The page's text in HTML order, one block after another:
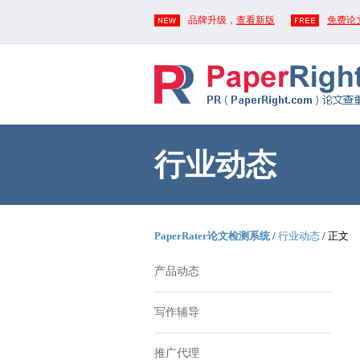
品牌升级， 查看新版 免费论
行业动态
PaperRater论文检测系统/ 行业动态 / 正文
产品动态
写作辅导
推广代理